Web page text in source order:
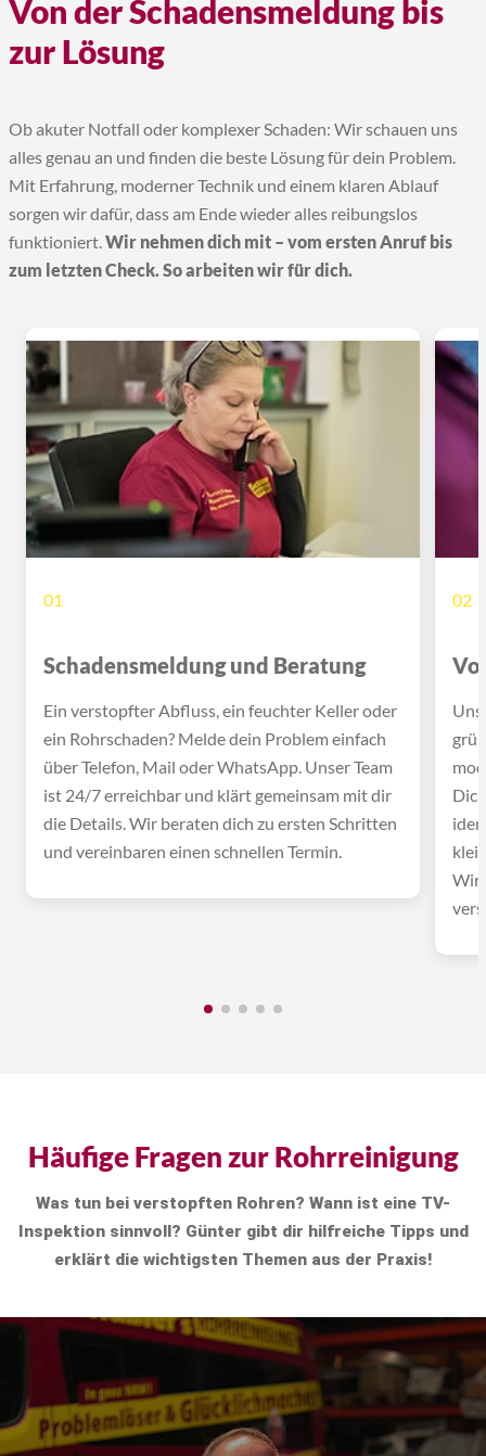
Von der Schadensmeldung bis
zur Lösung
Ob akuter Notfall oder komplexer Schaden: Wir schauen uns
alles genau an und finden die beste Lösung für dein Problem.
Mit Erfahrung, moderner Technik und einem klaren Ablauf
sorgen wir dafür, dass am Ende wieder alles reibungslos
funktioniert.Wir nehmen dich mit – vom ersten Anruf bis
zum letzten Check. So arbeiten wir für dich.
01
Schadensmeldung und Beratung
Ein verstopfter Abfluss, ein feuchter Keller oder
ein Rohrschaden? Melde dein Problem einfach
über Telefon, Mail oder WhatsApp. Unser Team
ist 24/7 erreichbar und klärt gemeinsam mit dir
die Details. Wir beraten dich zu ersten Schritten
und vereinbaren einen schnellen Termin.
02
Wir
Häufige Fragen zur Rohrreinigung
Was tun bei verstopften Rohren? Wann ist eine TV-
Inspektion sinnvoll? Günter gibt dir hilfreiche Tipps und
erklärt die wichtigsten Themen aus der Praxis!